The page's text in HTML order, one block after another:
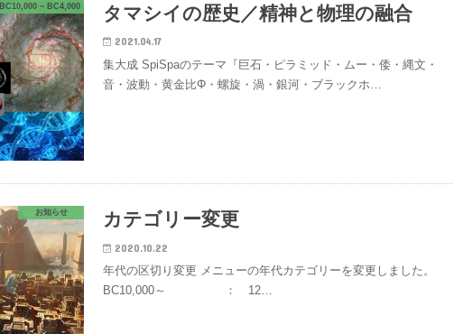
BC10,000 ~ BC4,000 タマシイの歴史／精神と物理の融合
2021.04.17
集大成 SpiSpaのテーマ『巨石・ピラミッド・ムー・倭・縄文・
音・波動・黄金比Φ・螺旋・渦・銀河・ブラックホ…
お知らせ カテゴリー変更
2020.10.22
年代の区切り変更 メニューの年代カテゴリーを変更しました。
BC10,000～ ： 12…